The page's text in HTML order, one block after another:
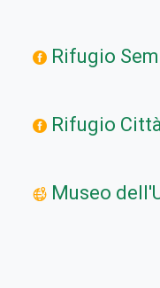
Rifugio
Rifugio
Museo